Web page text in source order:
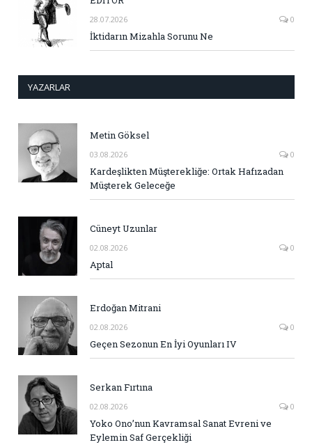
28.07.2026 0
İktidarın Mizahla Sorunu Ne
YAZARLAR
Metin Göksel
03.08.2026 0
Kardeşlikten Müşterekliğe: Ortak Hafızadan
Müşterek Geleceğe
Cüneyt Uzunlar
02.08.2026 0
Aptal
Erdoğan Mitrani
02.08.2026 0
Geçen Sezonun En İyi Oyunları IV
Serkan Fırtına
02.08.2026 0
Yoko Ono’nun Kavramsal Sanat Evreni ve
Eylemin Saf Gerçekliği